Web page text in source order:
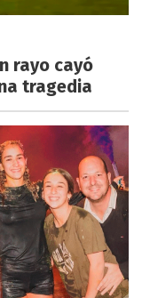
rayo cayó
tragedia